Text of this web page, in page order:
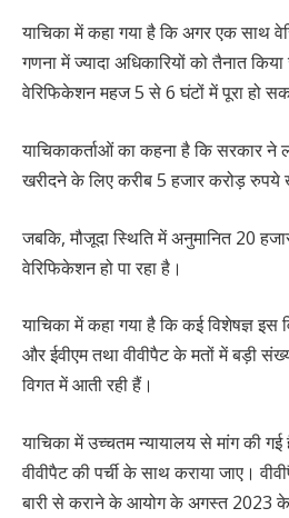
याचिका में कहा गया है कि अगर एक साथ
गणना में ज्यादा अधिकारियों को तैनात
वेरिफिकेशन महज 5 से 6 घंटों में पूरा हो
याचिकाकर्ताओं का कहना है कि सरकार
खरीदने के लिए करीब 5 हजार करोड़ रुपये
जबकि, मौजूदा स्थिति में अनुमानित 20
वेरिफिकेशन हो पा रहा है।
याचिका में कहा गया है कि कई विशेषज्ञ
और ईवीएम तथा वीवीपैट के मतों में बड़ी
विगत में आती रही हैं।
याचिका में उच्चतम न्यायालय से मांग की
वीवीपैट की पर्ची के साथ कराया जाए।
बारी से कराने के आयोग के अगस्त 2023 के